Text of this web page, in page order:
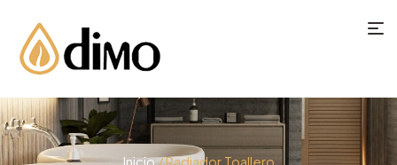
Inicio/ Radiador Toallero